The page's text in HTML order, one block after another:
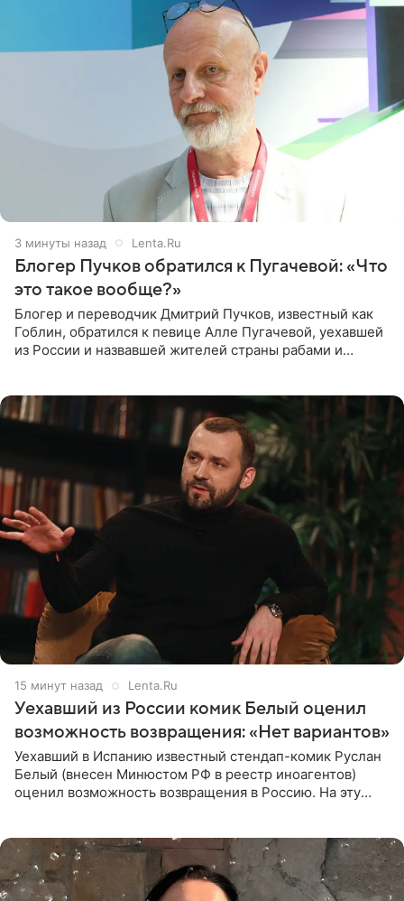
3 минуты назад Lenta.Ru
Блогер Пучков обратился к Пугачевой: «Что
это такое вообще?»
Блогер и переводчик Дмитрий Пучков, известный как
Гоблин, обратился к певице Алле Пугачевой, уехавшей
из России и назвавшей жителей страны рабами и
15 минут назад Lenta.Ru
Уехавший из России комик Белый оценил
возможность возвращения: «Нет вариантов»
Уехавший в Испанию известный стендап-комик Руслан
Белый (внесен Минюстом РФ в реестр иноагентов)
оценил возможность возвращения в Россию. На эту